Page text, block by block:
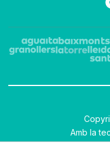
Amb la